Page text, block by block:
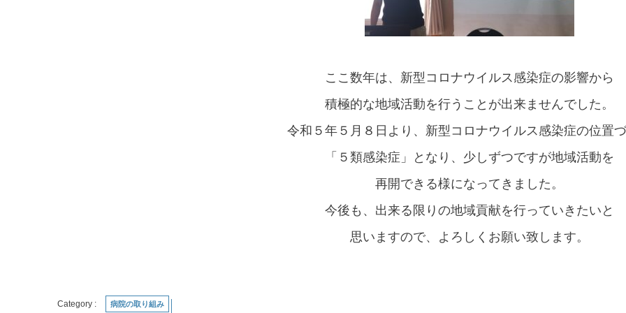
ここ数年は、新型コロナウイルス感染症の影響から
積極的な地域活動を行うことが出来ませんでした。
令和５年５月８日より、新型コロナウイルス感染症の位置
「５類感染症」となり、少しずつですが地域活動を
再開できる様になってきました。
今後も、出来る限りの地域貢献を行っていきたいと
思いますので、よろしくお願い致します。
病院の取り組み